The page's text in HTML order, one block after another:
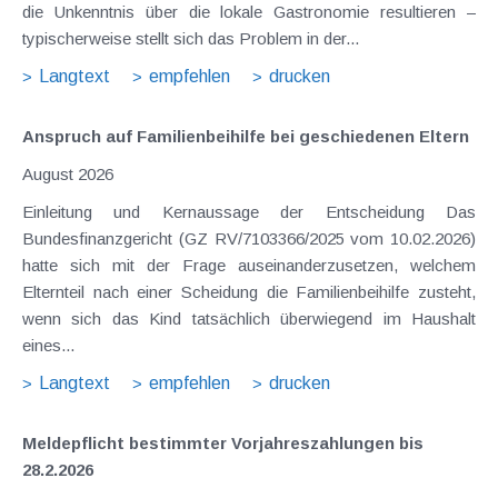
die Unkenntnis über die lokale Gastronomie resultieren –
typischerweise stellt sich das Problem in der...
Langtext
empfehlen drucken
Anspruch auf Familienbeihilfe bei geschiedenen Eltern
August 2026
Einleitung und Kernaussage der Entscheidung Das
Bundesfinanzgericht (GZ RV/7103366/2025 vom 10.02.2026)
hatte sich mit der Frage auseinanderzusetzen, welchem
Elternteil nach einer Scheidung die Familienbeihilfe zusteht,
wenn sich das Kind tatsächlich überwiegend im Haushalt
eines...
Langtext
empfehlen drucken
Meldepflicht bestimmter Vorjahreszahlungen bis
28.2.2026